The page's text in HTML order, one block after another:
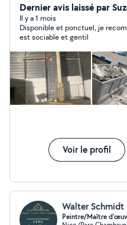
Dernier avis laissé par
Il y a 1 mois
Disponible et ponctuel, je
est sociable et gentil
Voir le profil
Walter Schmidt
Peintre/Maître